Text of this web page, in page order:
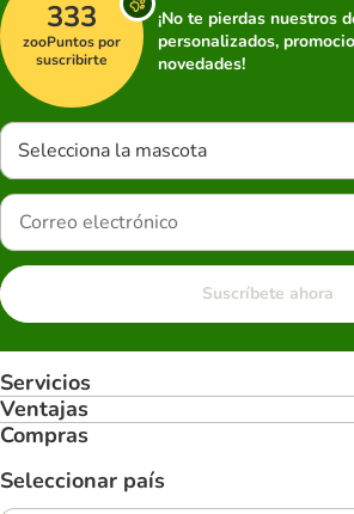
333
zooPuntos por
suscribirte
¡No te pierdas nuestros
personalizados,
novedades!
Selecciona la mascota
Suscríbete ahora
Servicios
Ventajas
Compras
Seleccionar país